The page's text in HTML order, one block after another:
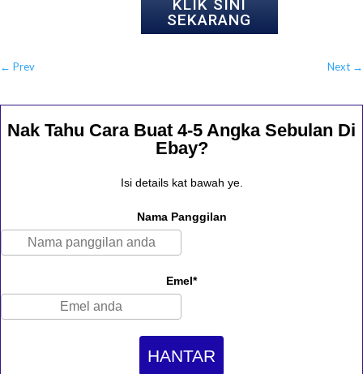
KLIK SINI
SEKARANG
← Prev Next →
Nak Tahu Cara Buat 4-5 Angka Sebulan Di
Ebay?
Isi details kat bawah ye.
Nama Panggilan
Emel*
HANTAR